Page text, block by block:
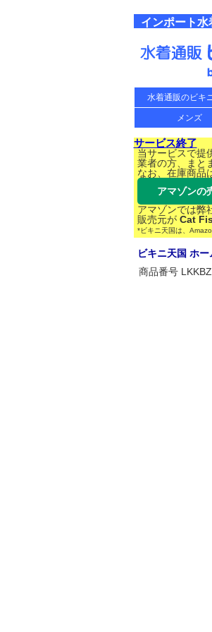
インポート
水着通販のビキ
メンズ
サービス終了
当サービスで提
業者の方、まと
なお、在庫商品
アマゾンの
アマゾンでは弊
販売元が Cat
*ビキニ天国は、
ビキニ天国 ホー
商品番号